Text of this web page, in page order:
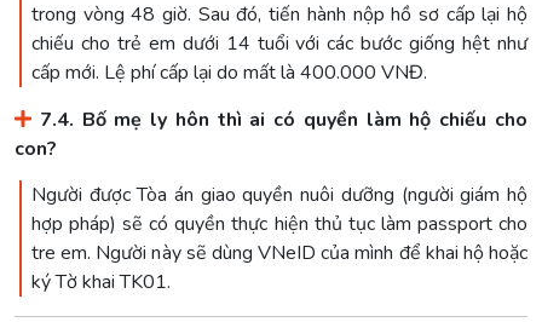
trong vòng 48 giờ. Sau đó, tiến hành nộp hồ sơ cấp lại hộ
chiếu cho trẻ em dưới 14 tuổi với các bước giống hệt như
cấp mới. Lệ phí cấp lại do mất là 400.000 VNĐ.
7.4. Bố mẹ ly hôn thì ai có quyền làm hộ chiếu cho
con?
Người được Tòa án giao quyền nuôi dưỡng (người giám hộ
hợp pháp) sẽ có quyền thực hiện thủ tục làm passport cho
tre em. Người này sẽ dùng VNeID của mình để khai hộ hoặc
ký Tờ khai TK01.